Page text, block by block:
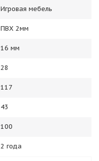
Игровая мебель
ПВХ 2мм
16 мм
28
117
43
100
2 года